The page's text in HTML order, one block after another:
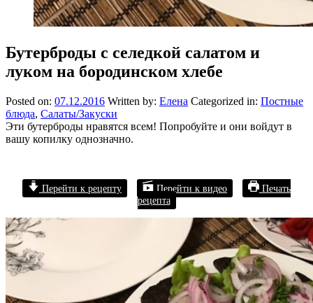
Бутерброды с селедкой салатом и
луком на бородинском хлебе
Posted on: 07.12.2016 Written by: Елена Categorized in: Постные
блюда, Салаты/Закуски
Эти бутерброды нравятся всем! Попробуйте и они войдут в
вашу копилку однозначно.
Перейти к рецепту Перейти к видео
Печать
рецепта